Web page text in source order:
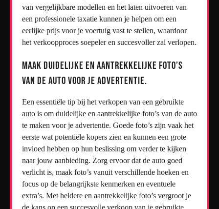
van vergelijkbare modellen en het laten uitvoeren van
een professionele taxatie kunnen je helpen om een
eerlijke prijs voor je voertuig vast te stellen, waardoor
het verkoopproces soepeler en succesvoller zal verlopen.
Maak duidelijke en aantrekkelijke foto’s
van de auto voor je advertentie.
Een essentiële tip bij het verkopen van een gebruikte
auto is om duidelijke en aantrekkelijke foto’s van de auto
te maken voor je advertentie. Goede foto’s zijn vaak het
eerste wat potentiële kopers zien en kunnen een grote
invloed hebben op hun beslissing om verder te kijken
naar jouw aanbieding. Zorg ervoor dat de auto goed
verlicht is, maak foto’s vanuit verschillende hoeken en
focus op de belangrijkste kenmerken en eventuele
extra’s. Met heldere en aantrekkelijke foto’s vergroot je